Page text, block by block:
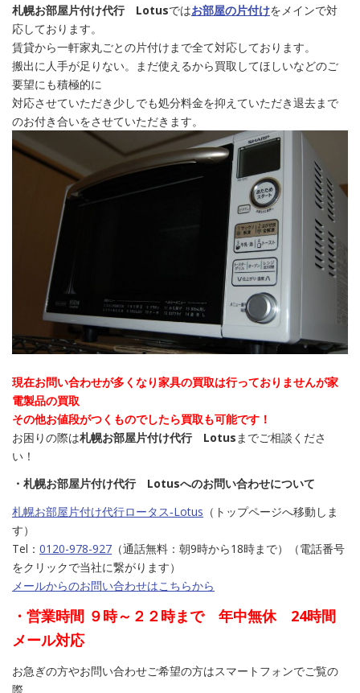
札幌お部屋片付け代行 Lotusではお部屋の片付けをメインで対
応しております。
賃貸から一軒家丸ごとの片付けまで全て対応しております。
搬出に人手が足りない。まだ使えるから買取してほしいなどのご
要望にも積極的に
対応させていただき少しでも処分料金を抑えていただき退去まで
のお付き合いをさせていただきます。
現在お問い合わせが多くなり家具の買取は行っておりませんが家
電製品の買取
その他お値段がつくものでしたら買取も可能です！
お困りの際は札幌お部屋片付け代行 Lotusまでご相談くださ
い！
・札幌お部屋片付け代行 Lotusへのお問い合わせについて
札幌お部屋片付け代行ロータス‐Lotus （トップページへ移動しま
す）
Tel： 0120-978-927 （通話無料：朝9時から18時まで）（電話番号
をクリックで当社に繋がります）
メールからのお問い合わせはこちらから
・営業時間 ９時～２２時まで 年中無休 24時間
メール対応
お急ぎの方やお問い合わせご希望の方はスマートフォンでご覧の
際